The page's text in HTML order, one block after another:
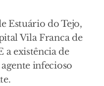
Estuário do Tejo,
Vila Franca de
a existência de
infecioso